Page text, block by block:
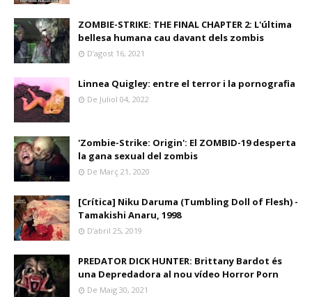
ZOMBIE-STRIKE: THE FINAL CHAPTER 2: L'última
bellesa humana cau davant dels zombis
D’agost 16, 2021
Linnea Quigley: entre el terror i la pornografia
De Juliol 04, 2022
'Zombie-Strike: Origin': El ZOMBID-19 desperta
la gana sexual del zombis
De Març 21, 2020
[Crítica] Niku Daruma (Tumbling Doll of Flesh) -
Tamakishi Anaru, 1998
D’abril 25, 2019
PREDATOR DICK HUNTER: Brittany Bardot és
una Depredadora al nou vídeo Horror Porn
De Maig 30, 2021